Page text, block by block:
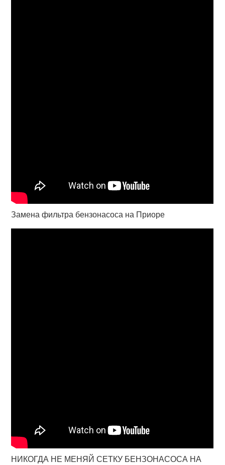
Замена фильтра бензонасоса на Приоре
НИКОГДА НЕ МЕНЯЙ СЕТКУ БЕНЗОНАСОСА НА